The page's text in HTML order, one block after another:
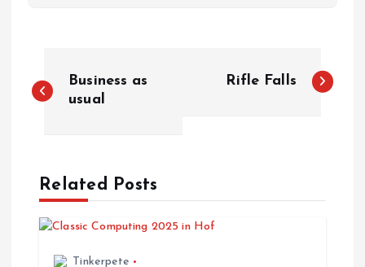
e
r
Business as
usual
Rifle Falls
Related Posts
Tinkerpete